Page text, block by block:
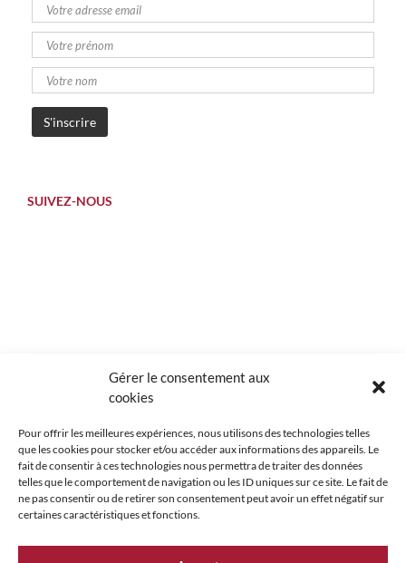
Gérer le consentement aux
cookies
Pour offrir les meilleures expériences, nous utilisons des technologies telles
que les cookies pour stocker et/ou accéder aux informations des appareils. Le
fait de consentir à ces technologies nous permettra de traiter des données
telles que le comportement de navigation ou les ID uniques sur ce site. Le fait de
ne pas consentir ou de retirer son consentement peut avoir un effet négatif sur
certaines caractéristiques et fonctions.
SUIVEZ-NOUS